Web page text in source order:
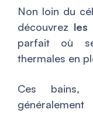
Non loin du
découvrez les
parfait où
thermales en
Ces bains,